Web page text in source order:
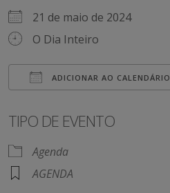
21 de maio de 2024
O Dia Inteiro
ADICIONAR AO CALENDÁRIO
TIPO DE EVENTO
Agenda
AGENDA